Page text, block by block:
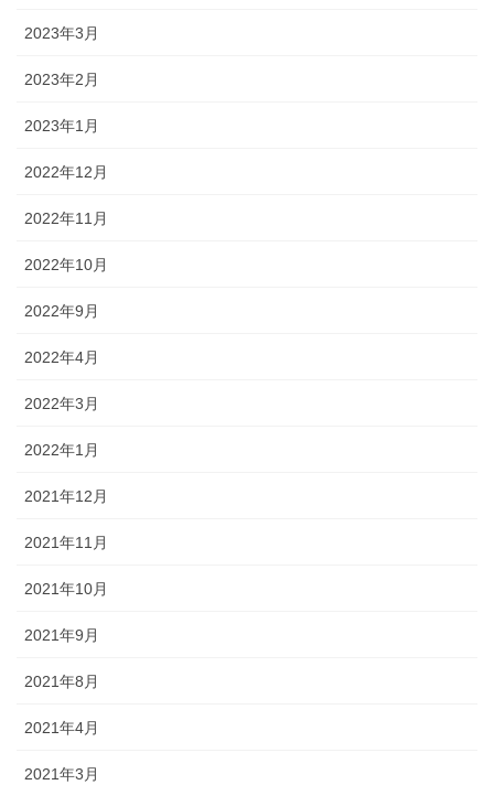
2023年3月
2023年2月
2023年1月
2022年12月
2022年11月
2022年10月
2022年9月
2022年4月
2022年3月
2022年1月
2021年12月
2021年11月
2021年10月
2021年9月
2021年8月
2021年4月
2021年3月